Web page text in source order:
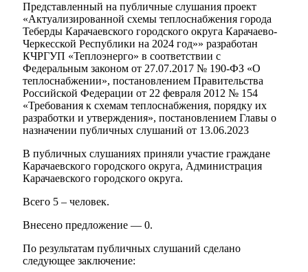
Представленный на публичные слушания проект
«Актуализированной схемы теплоснабжения города
Теберды Карачаевского городского округа Карачаево-
Черкесской Республики на 2024 год»» разработан
КЧРГУП «Теплоэнерго» в соответствии с
Федеральным законом от 27.07.2017 № 190-ФЗ «О
теплоснабжении», постановлением Правительства
Российской Федерации от 22 февраля 2012 № 154
«Требования к схемам теплоснабжения, порядку их
разработки и утверждения», постановлением Главы о
назначении публичных слушаний от 13.06.2023
В публичных слушаниях приняли участие граждане
Карачаевского городского округа, Администрация
Карачаевского городского округа.
Всего 5 – человек.
Внесено предложение — 0.
По результатам публичных слушаний сделано
следующее заключение: